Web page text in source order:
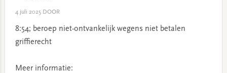
4 juli 2025DOOR
8:54; beroep niet-ontvankelijk wegens niet betalen
griffierecht
Meer informatie: